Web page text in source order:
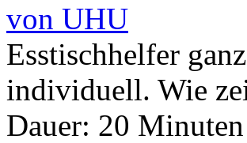
von UHU
Esstischhelfer
individuell. Wie
Dauer: 20 Minuten